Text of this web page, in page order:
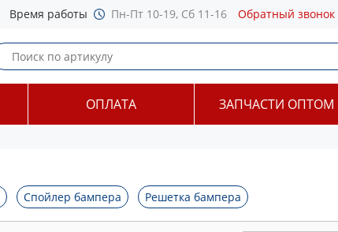
Время работы Пн-Пт 10-19, Сб 11-16 Обратный звонок
ОПЛАТА ЗАПЧАСТИ ОПТОМ
Спойлер бампера Решетка бампера